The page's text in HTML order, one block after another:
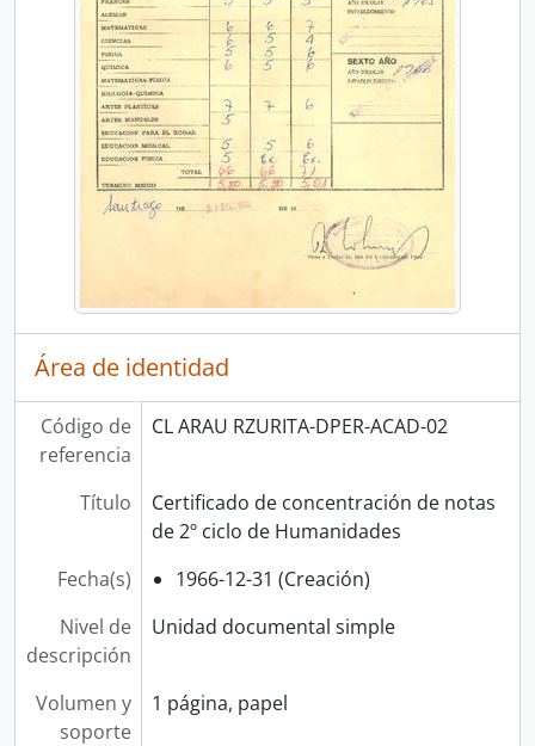
Área de identidad
Código de
referencia
CL ARAU RZURITA-DPER-ACAD-02
Título
Certificado de concentración de notas
de 2º ciclo de Humanidades
Fecha(s)
1966-12-31 (Creación)
Nivel de
descripción
Unidad documental simple
Volumen y
soporte
1 página, papel